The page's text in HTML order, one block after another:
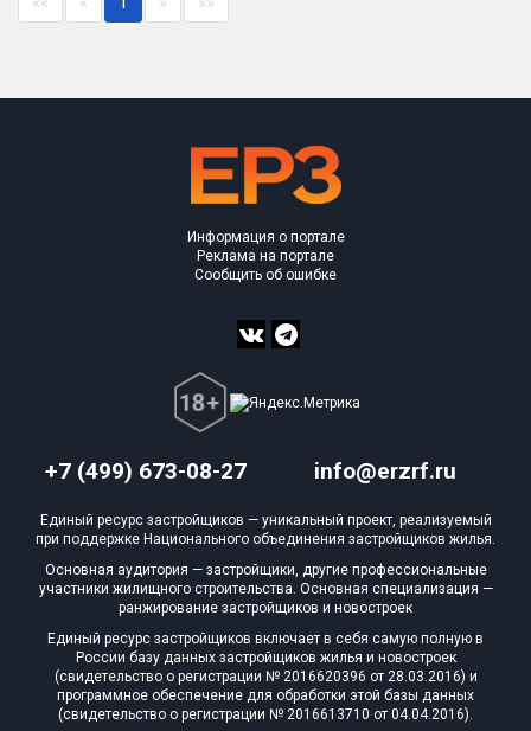
+7 (499) 673-08-27 info@erzrf.ru
Информация о портале
Реклама на портале
Сообщить об ошибке
Единый ресурс застройщиков — уникальный проект, реализуемый
при поддержке Национального объединения застройщиков жилья.
Основная аудитория — застройщики, другие профессиональные
участники жилищного строительства. Основная специализация —
ранжирование застройщиков и новостроек
Единый ресурс застройщиков включает в себя самую полную в
России базу данных застройщиков жилья и новостроек
(свидетельство о регистрации № 2016620396 от 28.03.2016) и
программное обеспечение для обработки этой базы данных
(свидетельство о регистрации № 2016613710 от 04.04.2016).